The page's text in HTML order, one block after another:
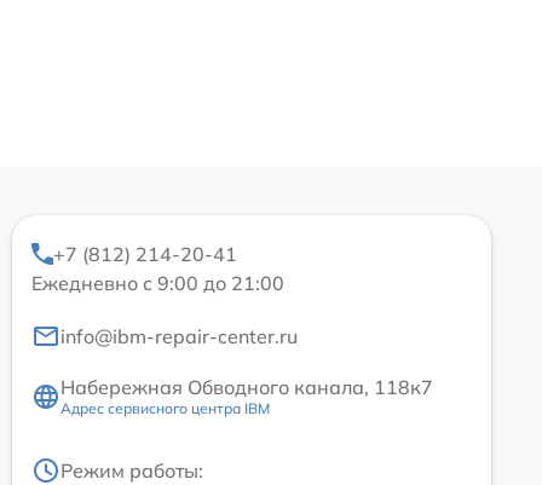
+7 (812) 214-20-41
Ежедневно с 9:00 до 21:00
info@ibm-repair-center.ru
Набережная Обводного канала, 118к7
Адрес сервисного центра IBM
Режим работы: